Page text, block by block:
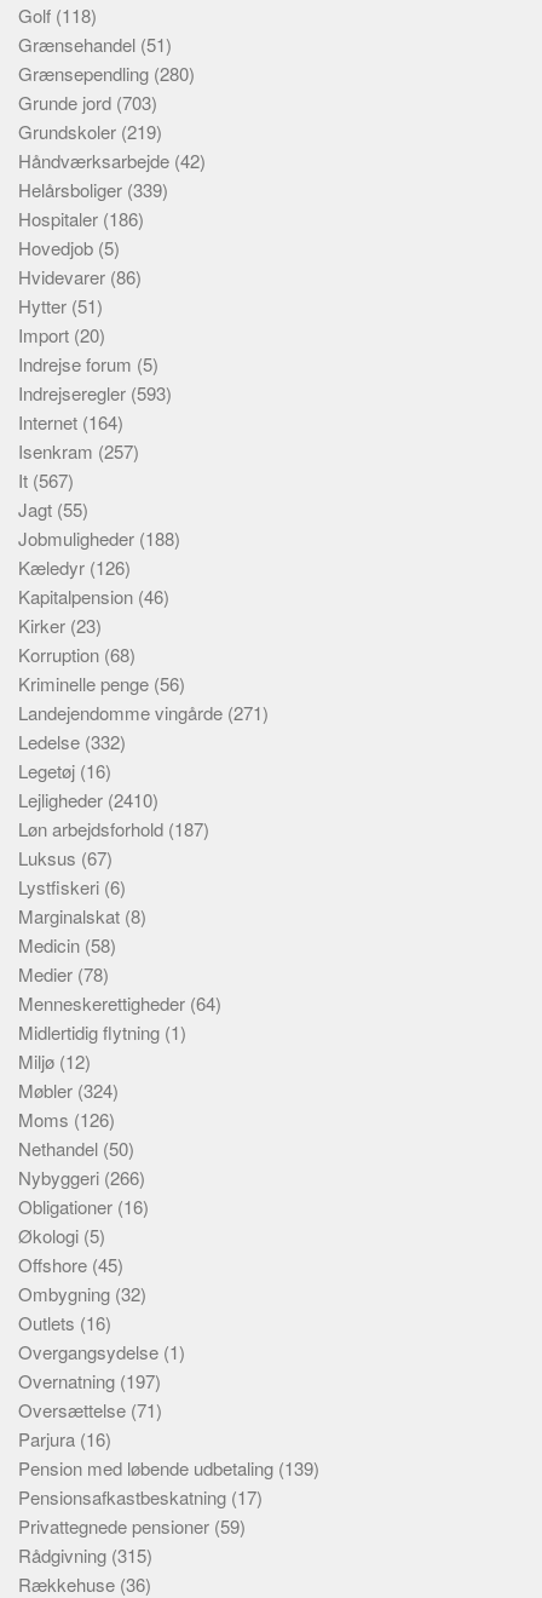
Golf (118)
Grænsehandel (51)
Grænsependling (280)
Grunde jord (703)
Grundskoler (219)
Håndværksarbejde (42)
Helårsboliger (339)
Hospitaler (186)
Hovedjob (5)
Hvidevarer (86)
Hytter (51)
Import (20)
Indrejse forum (5)
Indrejseregler (593)
Internet (164)
Isenkram (257)
It (567)
Jagt (55)
Jobmuligheder (188)
Kæledyr (126)
Kapitalpension (46)
Kirker (23)
Korruption (68)
Kriminelle penge (56)
Landejendomme vingårde (271)
Ledelse (332)
Legetøj (16)
Lejligheder (2410)
Løn arbejdsforhold (187)
Luksus (67)
Lystfiskeri (6)
Marginalskat (8)
Medicin (58)
Medier (78)
Menneskerettigheder (64)
Midlertidig flytning (1)
Miljø (12)
Møbler (324)
Moms (126)
Nethandel (50)
Nybyggeri (266)
Obligationer (16)
Økologi (5)
Offshore (45)
Ombygning (32)
Outlets (16)
Overgangsydelse (1)
Overnatning (197)
Oversættelse (71)
Parjura (16)
Pension med løbende udbetaling (139)
Pensionsafkastbeskatning (17)
Privattegnede pensioner (59)
Rådgivning (315)
Rækkehuse (36)